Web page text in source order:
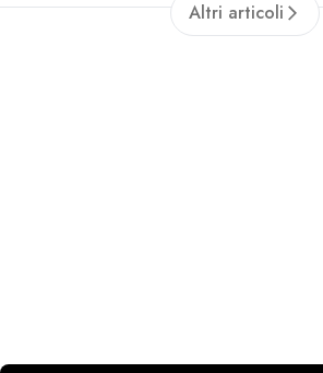
Altri articoli